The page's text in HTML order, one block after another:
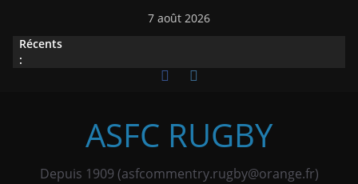
contenu
7 août 2026
Récents
:
ASFC RUGBY
Depuis 1909 (asfcommentry.rugby@orange.fr)